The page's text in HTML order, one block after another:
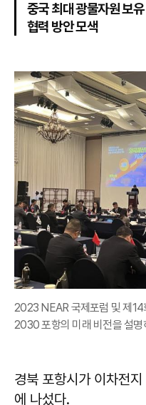
중국 최대 광물자원 보
협력 방안 모색
2023 NEAR 국제포럼 및 제14
2030 포항의 미래 비전을 설
경북 포항시가 이차전
에 나섰다.